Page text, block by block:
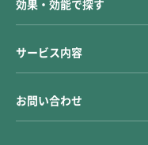
効果・効能で探す
サービス内容
お問い合わせ